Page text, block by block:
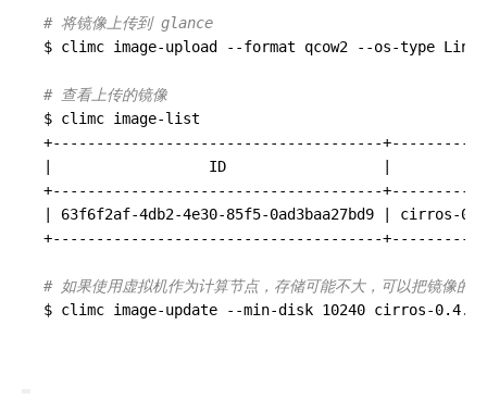
# 将镜像上传到 glance
$ climc image-upload
--format qcow2 --os-type
# 查看上传的镜像
$ climc image-list
+--------------------------------------+
|                  ID                  |
+--------------------------------------+
| 63f6f2af-4db2-4e30-85f5-0ad3baa27bd9 |
+--------------------------------------+
# 如果使用虚拟机作为计算节点，存储可能不大，可以把镜像的
$ climc image-update
--min-disk